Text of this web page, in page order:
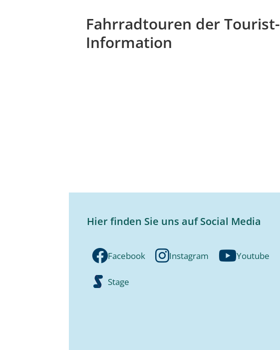
Fahrradtouren der Tourist-
Information
Hier finden Sie uns auf Social Media
Facebook Instagram Youtube
Stage